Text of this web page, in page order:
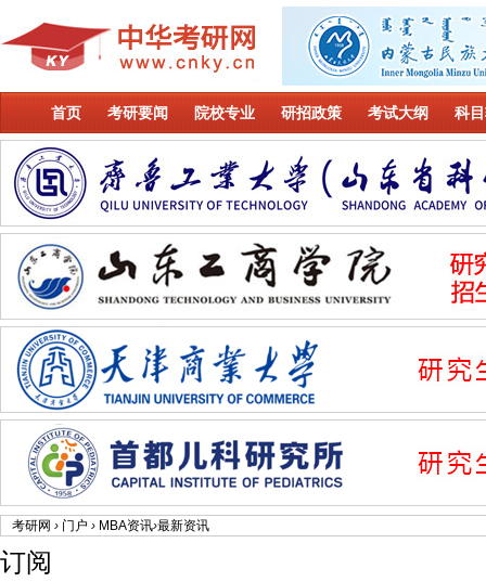
首页 考研要闻 院校专业 研招政策 考试大纲 科
考研网 › 门户 › MBA资讯›最新资讯
订阅